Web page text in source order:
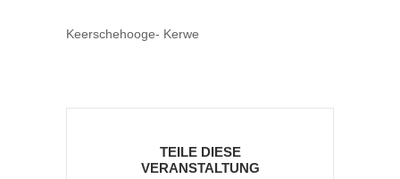
Keerschehooge- Kerwe
TEILE DIESE
VERANSTALTUNG